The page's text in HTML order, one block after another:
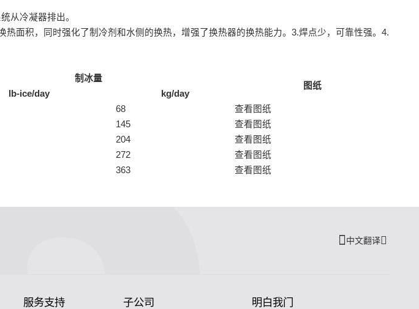
从冷凝器排出。
面积，同时强化了制冷剂和水侧的换热，增强了换热器的换热能力。3.焊点少，可靠性强。4.
制冰量
图纸
lb-ice/day
kg/day
68
查看图纸
145
查看图纸
204
查看图纸
272
查看图纸
363 查看图纸
中文翻译
服务支持 子公司 明白我门